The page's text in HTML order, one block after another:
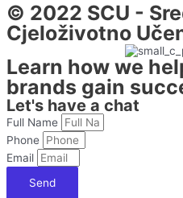
© 2022 SCU -
Cjeloživotno
Learn how we
brands gain
Let's have a chat
Full Name
Phone
Email
Send